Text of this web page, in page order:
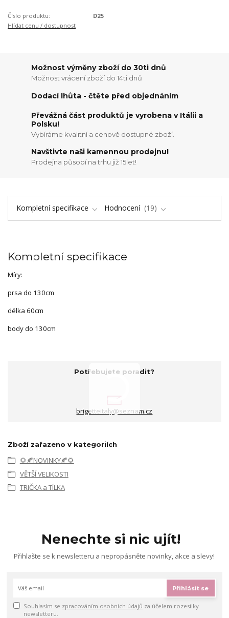
Číslo produktu:
D25
Hlídat cenu / dostupnost
Možnost výměny zboží do 30ti dnů
Možnost vrácení zboží do 14ti dnů
Dodací lhůta - čtěte před objednáním
Převážná část produktů je vyrobena v Itálii a
Polsku!
Vybíráme kvalitní a cenově dostupné zboží.
Navštivte naši kamennou prodejnu!
Prodejna působí na trhu již 15let!
Kompletní specifikace Hodnocení 19
Kompletní specifikace
Míry:
prsa do 130cm
délka 60cm
body do 130cm
Potřebujete poradit?
brigetteitaly@seznam.cz
Zboží zařazeno v kategoriích
🌻🍂NOVINKY🍂🌻
VĚTŠÍ VELIKOSTI
TRIČKA a TÍLKA
Nenechte si nic ujít!
Přihlašte se k newsletteru a nepropásněte novinky, akce a slevy!
Přihlásit se
Souhlasím se zpracováním osobních údajů za účelem rozesílky
newsletteru.